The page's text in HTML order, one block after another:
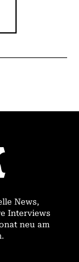
News,
Interviews
neu am